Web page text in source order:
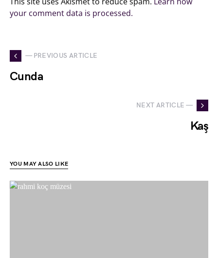
your comment data is processed.
— PREVIOUS ARTICLE
Cunda
NEXT ARTICLE —
Kaş
YOU MAY ALSO LIKE